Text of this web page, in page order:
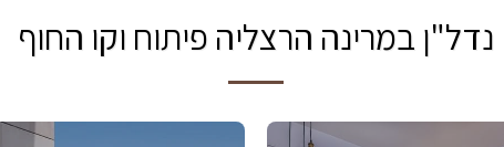
נדל"ן במרינה הרצליה פיתוח וקו החוף